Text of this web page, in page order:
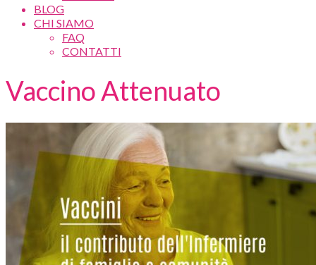
BLOG
CHI SIAMO
FAQ
CONTATTI
Vaccino Attenuato